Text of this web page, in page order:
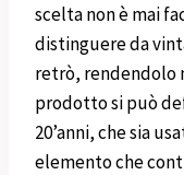
scelta non è mai
distinguere da
retrò, rendendolo
prodotto si può
20’anni, che sia
elemento che